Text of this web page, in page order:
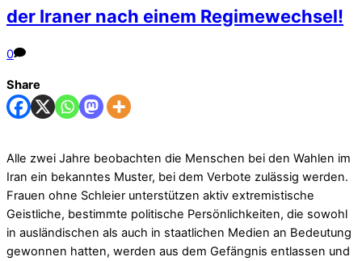
der Iraner nach einem Regimewechsel!
0
Share
Alle zwei Jahre beobachten die Menschen bei den Wahlen im
Iran ein bekanntes Muster, bei dem Verbote zulässig werden.
Frauen ohne Schleier unterstützen aktiv extremistische
Geistliche, bestimmte politische Persönlichkeiten, die sowohl
in ausländischen als auch in staatlichen Medien an Bedeutung
gewonnen hatten, werden aus dem Gefängnis entlassen und